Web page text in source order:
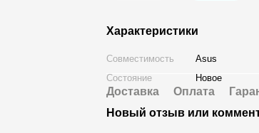
Характеристики
Совместимость
Asus
Состояние
Новое
Доставка Оплата
Новый отзыв или